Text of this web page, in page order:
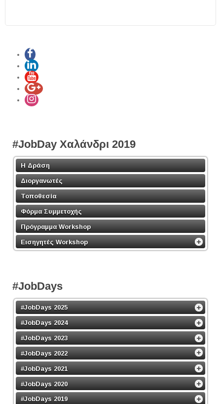
#JobDay Χαλάνδρι 2019
Η Δράση
Διοργανωτές
Τοποθεσία
Φόρμα Συμμετοχής
Πρόγραμμα Workshop
Εισηγητές Workshop
#JobDays
#JobDays 2025
#JobDays 2024
#JobDays 2023
#JobDays 2022
#JobDays 2021
#JobDays 2020
#JobDays 2019